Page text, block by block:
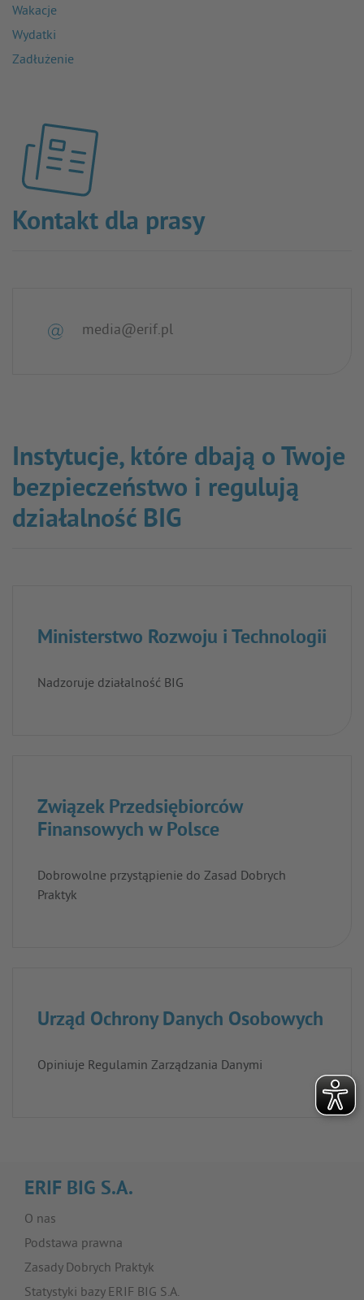
Wakacje
Wydatki
Zadłużenie
Kontakt dla prasy
media@erif.pl
Instytucje, które dbają o Twoje
bezpieczeństwo i regulują
działalność BIG
Ministerstwo Rozwoju i Technologii
Nadzoruje działalność BIG
Związek Przedsiębiorców
Finansowych w Polsce
Dobrowolne przystąpienie do Zasad Dobrych
Praktyk
Urząd Ochrony Danych Osobowych
Opiniuje Regulamin Zarządzania Danymi
ERIF BIG S.A.
O nas
Podstawa prawna
Zasady Dobrych Praktyk
Statystyki bazy ERIF BIG S.A.